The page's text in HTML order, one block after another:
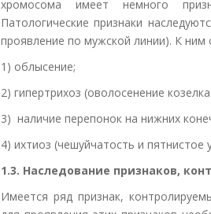
хромосома имеет немного
Патологические признаки
проявление по мужской линии). К ним
1) облысение;
2) гипертрихоз (оволосенение
3) наличие перепонок на нижних
4) ихтиоз (чешуйчатость и
1.3. Наследование признаков,
Имеется ряд признак,